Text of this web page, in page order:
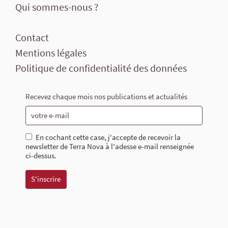
Qui sommes-nous ?
Contact
Mentions légales
Politique de confidentialité des données
Recevez chaque mois nos publications et actualités
En cochant cette case, j'accepte de recevoir la
newsletter de Terra Nova à l'adesse e-mail renseignée
ci-dessus.